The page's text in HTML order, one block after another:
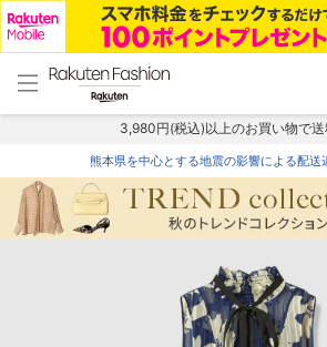
menu home
トップ
3,980円(税込)以上のお買い物で送
熊本県を中心とする地震の影響による配送